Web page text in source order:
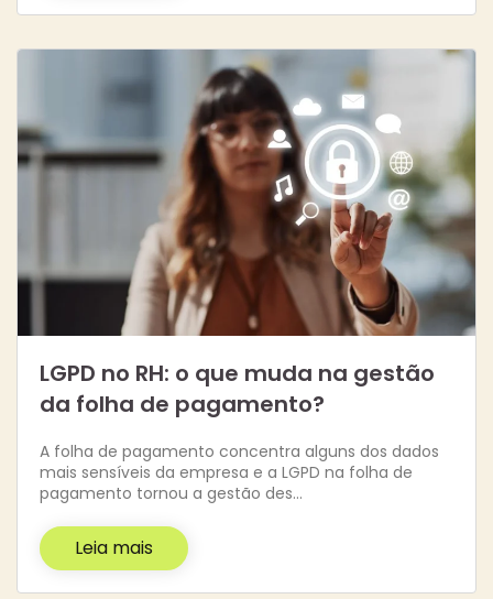
LGPD no RH: o que muda na gestão
da folha de pagamento?
A folha de pagamento concentra alguns dos dados
mais sensíveis da empresa e a LGPD na folha de
pagamento tornou a gestão des…
Leia mais